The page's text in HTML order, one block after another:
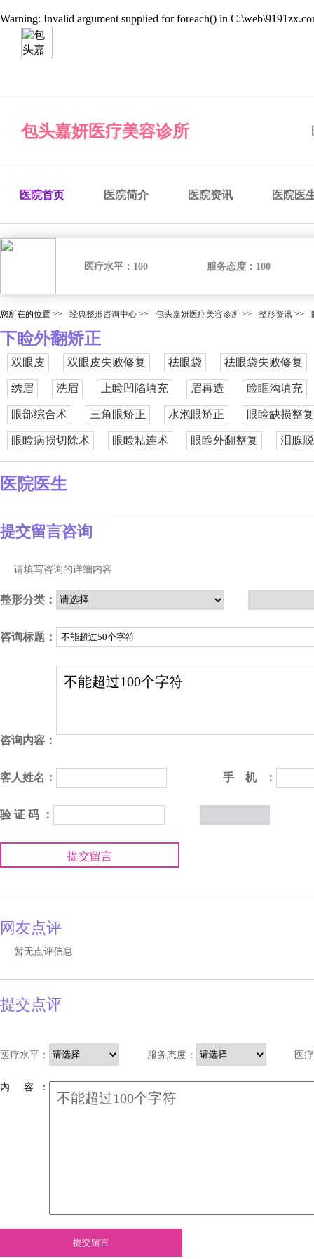
Warning: Invalid argument supplied for foreach() in
包头嘉妍医疗美容诊所
医院首页 医院简介 医院资讯 医院医
医疗水平： 100 服务态度： 100
您所在的位置 >> 经典整形咨询中心 >> 包头嘉妍医疗美容诊所 >> 整形资讯 >>
下睑外翻矫正
双眼皮 双眼皮失败修复 祛眼袋 祛眼袋失败修复
绣眉 洗眉 上睑凹陷填充 眉再造 睑眶沟填充
眼部综合术 三角眼矫正 水泡眼矫正 眼睑缺损整
眼睑病损切除术 眼睑粘连术 眼睑外翻整复 泪腺
医院医生
提交留言咨询
请填写咨询的详细内容
整形分类：
咨询标题：
咨询内容：
客人姓名： 手 机 ：
验 证 码 ：
提交留言
网友点评
暂无点评信息
提交点评
医疗水平： 服务态度： 医
内 容 ：
提交留言